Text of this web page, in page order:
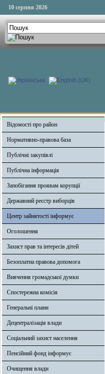
10 серпня 2026
Відомості про район
Нормативно-правова база
Публічні закупівлі
Публічна інформація
Запобігання проявам корупції
Державний реєстр виборців
Центр зайнятості інформує
Оголошення
Захист прав та інтересів дітей
Безоплатна правова допомога
Вивчення громадської думки
Спостережна комісія
Генеральні плани
Децентралізація влади
Соціальний захист населення
Пенсійний фонд інформує
Очищення влади